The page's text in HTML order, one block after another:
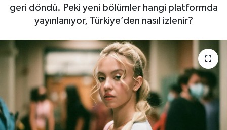
geri döndü. Peki yeni bölümler hangi platformda
yayınlanıyor, Türkiye’den nasıl izlenir?